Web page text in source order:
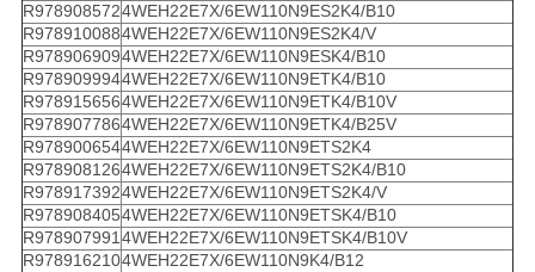
R9789085724WEH22E7X/6EW110N9ES2K4/B10
R9789100884WEH22E7X/6EW110N9ES2K4/V
R9789069094WEH22E7X/6EW110N9ESK4/B10
R9789099944WEH22E7X/6EW110N9ETK4/B10
R9789156564WEH22E7X/6EW110N9ETK4/B10V
R9789077864WEH22E7X/6EW110N9ETK4/B25V
R9789006544WEH22E7X/6EW110N9ETS2K4
R9789081264WEH22E7X/6EW110N9ETS2K4/B10
R9789173924WEH22E7X/6EW110N9ETS2K4/V
R9789084054WEH22E7X/6EW110N9ETSK4/B10
R9789079914WEH22E7X/6EW110N9ETSK4/B10V
R9789162104WEH22E7X/6EW110N9K4/B12